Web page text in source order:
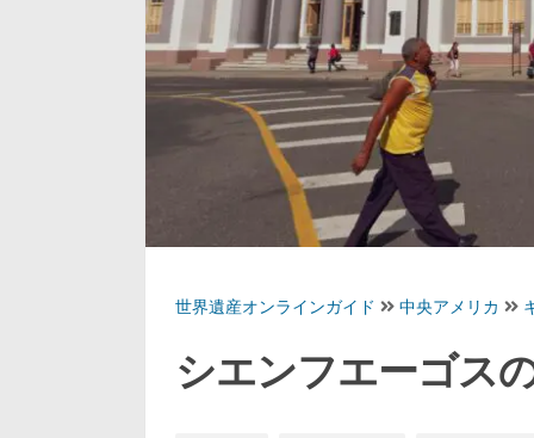
世界遺産オンラインガイド 中央アメリカ
シエンフエーゴス